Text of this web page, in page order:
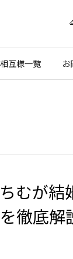
相互様一覧 お
むが
徹底解